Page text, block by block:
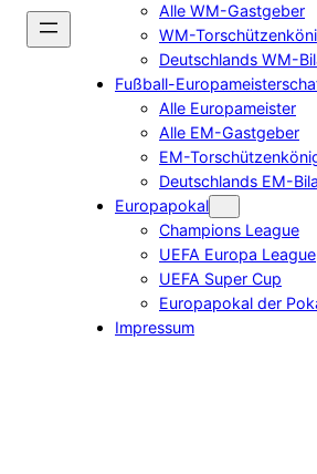
Alle WM-Gastgeber
WM-
Deutschlands WM-
Fußball-
Alle Europameister
Alle EM-Gastgeber
EM-
Deutschlands EM-
Europapokal
Champions League
UEFA Europa League
UEFA Super Cup
Europapokal der
Impressum